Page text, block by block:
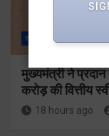
राज्य ALL
मुख्यमंत्री ने
करोड़ की वित्तीय
18 hours ago